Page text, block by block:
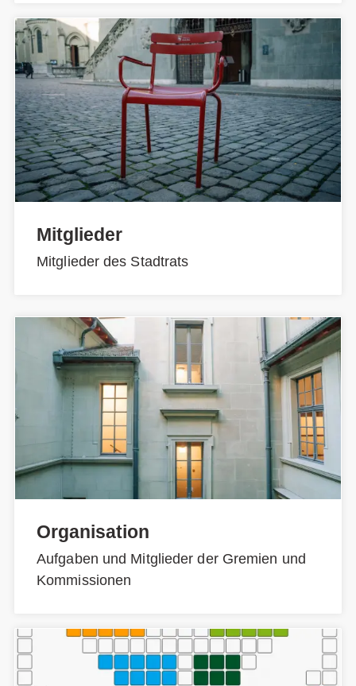
Mitglieder
Mitglieder des Stadtrats
Organisation
Aufgaben und Mitglieder der Gremien und
Kommissionen